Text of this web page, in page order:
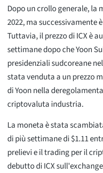
Dopo un crollo generale, la
2022, ma successivamente
Tuttavia, il prezzo di ICX è
settimane dopo che Yoon
presidenziali sudcoreane
stata venduta a un prezzo
di Yoon nella
criptovaluta industria.
La moneta è stata
di più settimane di $1.11
prelievi e il trading per il
debutto di ICX